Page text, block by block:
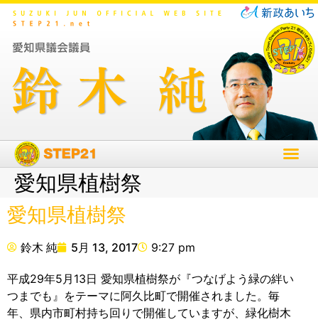
愛知県植樹祭
愛知県植樹祭
鈴木 純 5月 13, 2017 9:27 pm
平成29年5月13日 愛知県植樹祭が『つなげよう緑の絆い
つまでも』をテーマに阿久比町で開催されました。毎
年、県内市町村持ち回りで開催していますが、緑化樹木